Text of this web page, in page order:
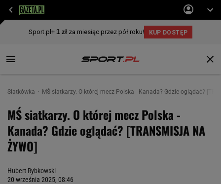
Siatkówka MŚ siatkarzy. O której mecz Polska - Kanada? Gdzie oglądać?
MŚ siatkarzy. O której mecz Polska -
Kanada? Gdzie oglądać? [TRANSMISJA NA
ŻYWO]
Hubert Rybkowski
20 września 2025, 08:46